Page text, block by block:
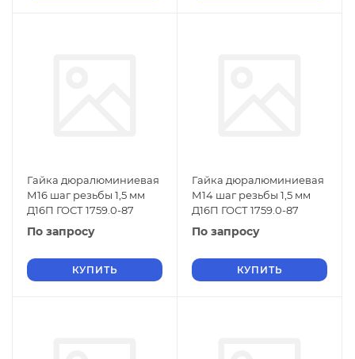
Гайка дюралюминиевая
М16 шаг резьбы 1,5 мм
Д16П ГОСТ 1759.0-87
По запросу
КУПИТЬ
Гайка дюралюминиевая
М14 шаг резьбы 1,5 мм
Д16П ГОСТ 1759.0-87
По запросу
КУПИТЬ